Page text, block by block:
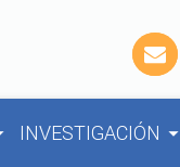
INVESTIGACIÓN arrow_drop_down